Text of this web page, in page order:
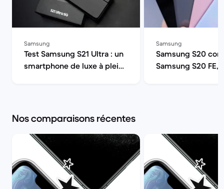
Samsung
Test Samsung S21 Ultra : un
smartphone de luxe à pleine
Samsung
Samsung S20
Samsung S20 FE,
Nos comparaisons récentes